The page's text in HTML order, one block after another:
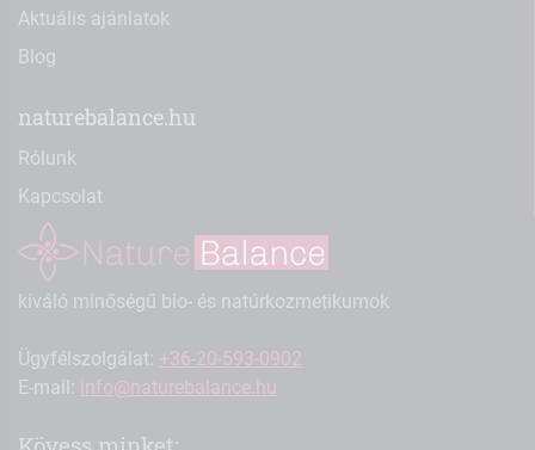
Aktuális ajánlatok
Blog
naturebalance.hu
Rólunk
Kapcsolat
kiváló minőségű bio- és natúrkozmetikumok
Ügyfélszolgálat: +36-20-593-0902
E-mail: info@naturebalance.hu